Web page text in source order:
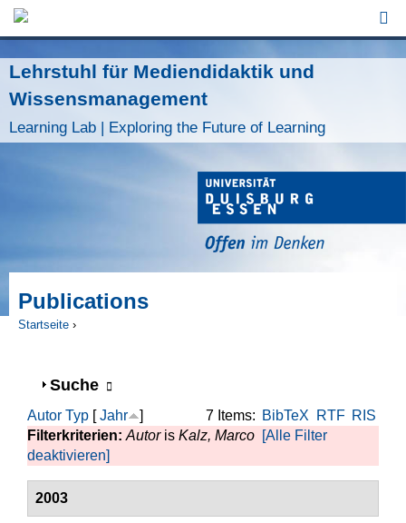
Lehrstuhl für Mediendidaktik und
Wissensmanagement
Learning Lab | Exploring the Future of Learning
Publications
Startseite ›
Anzeigen
Suche
7 Items: BibTeX RTF RIS
Autor Typ [Jahr
]
Filterkriterien: Autoris Kalz, Marco [Alle Filter
deaktivieren]
2003